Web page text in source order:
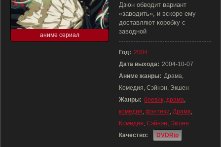
аниме сериал
Дзюн обводит вариант
«заводить», и вскоре ему
доставляют коробку с
заводной
Год: 2004
Дата выхода: 2004-10-07
Аниме жанры: Драма,
Комедия, Сэйнэн, Экшен
Жанры: боевик, драма,
комедия, фэнтези, Драма,
Комедия, Сэйнэн, Экшен
Качество:
DVDRip